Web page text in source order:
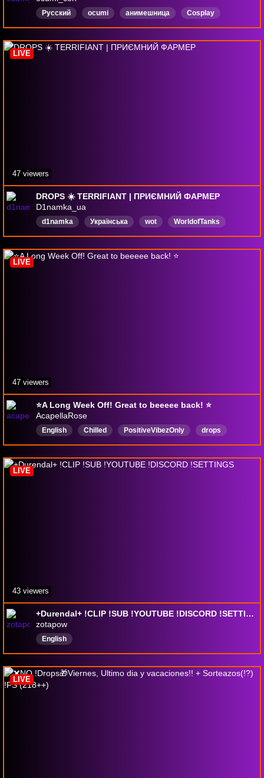
Русский ocumi анимешница
Cosplay
girlgamers
геймерша funnystream
девушка
Женщина
DROPS ☀️ TERRIFIANT | ПРИЄМНИЙ ФАРМЕР
D1namka_ua
d1namka Українська wot
WorldofTanks
drops
UA
LIVE
47 viewers
⭐A Long Week Off! Great to beeeee back! ⭐
AcapellaRose
English Chilled PositiveVibezOnly
drops
dropsenabled
LIVE
47 viewers
+Durendal+ !CLIP !SUB !YOUTUBE !DISCORD !SETTINGS
zotapow
English
LIVE
43 viewers
LIVE